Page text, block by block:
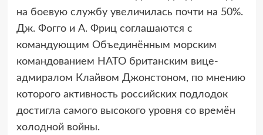
на боевую службу увеличилась почти на 50%.
Дж. Фогго и А. Фриц соглашаются с
командующим Объединённым морским
командованием НАТО британским вице-
адмиралом Клайвом Джонстоном, по мнению
которого активность российских подлодок
достигла самого высокого уровня со времён
холодной войны.